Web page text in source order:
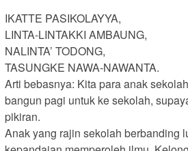
IKATTE PASIKOLAYYA,
LINTA-LINTAKKI AMBAUNG,
NALINTA’ TODONG,
TASUNGKE NAWA-NAWANTA.
Arti bebasnya: Kita para anak
bangun pagi untuk ke sekolah,
pikiran.
Anak yang rajin sekolah berbanding